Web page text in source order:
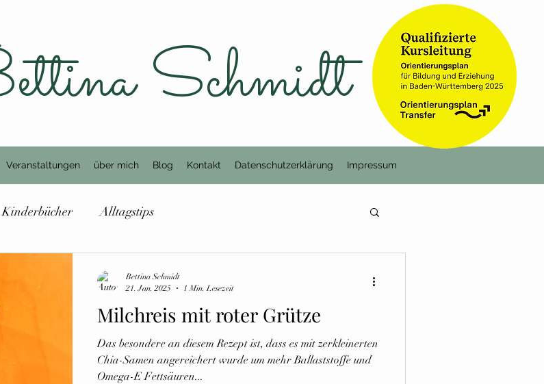
Schmidt
Veranstaltungen über mich Blog Kontakt Datenschutzerklärung Impressum
Kinderbücher Alltagstips
Milchreis mit roter Grütze
Das besondere an diesem Rezept ist, dass es mit zerkleinerten
Chia-Samen angereichert wurde um mehr Ballaststoffe und
Omega-E Fettsäuren...
Bettina Schmidt
21. Jan. 2025
1 Min. Lesezeit